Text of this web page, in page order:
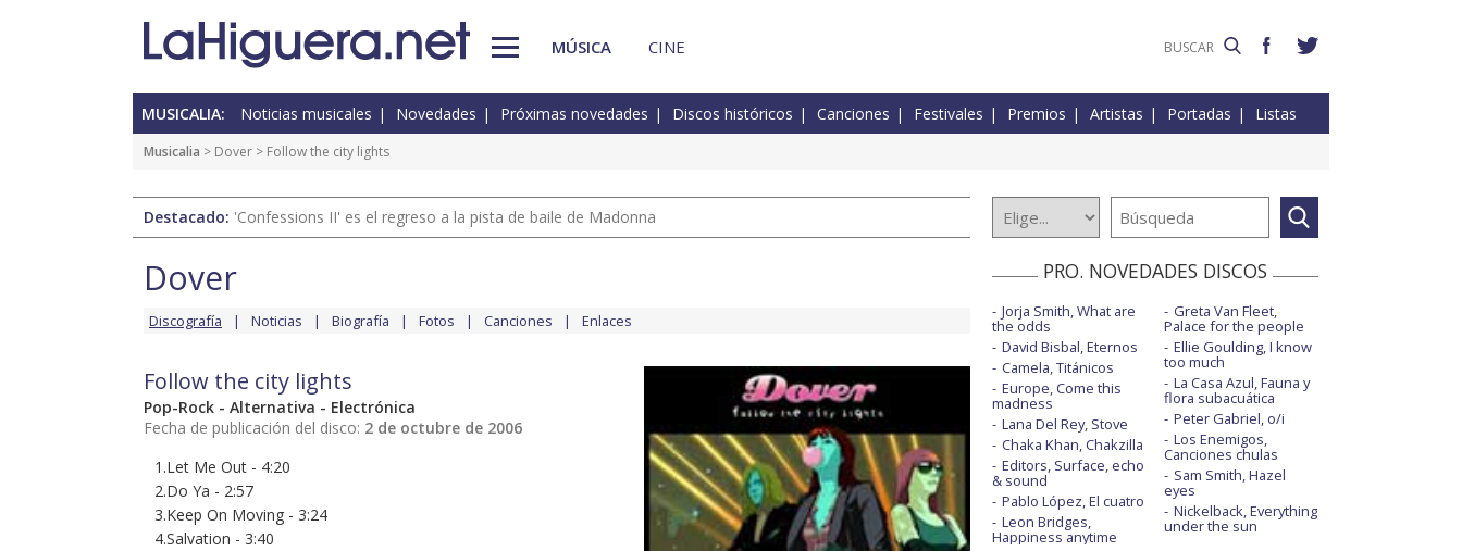
MÚSICA CINE
MUSICALIA: Noticias musicales Novedades Próximas novedades Discos históricos Canciones Festivales Premios Artistas Portadas Listas
Musicalia > Dover > Follow the city lights
Destacado: 'Confessions II' es el regreso a la pista de baile de Madonna
Dover
Discografía Noticias Biografía Fotos Canciones Enlaces
Follow the city lights
Pop-Rock - Alternativa - Electrónica
Fecha de publicación del disco: 2 de octubre de 2006
1.Let Me Out - 4:20
2.Do Ya - 2:57
3.Keep On Moving - 3:24
4.Salvation - 3:40
PRO. NOVEDADES DISCOS
Jorja Smith, What are
the odds
David Bisbal, Eternos
Camela, Titánicos
Europe, Come this
madness
Lana Del Rey, Stove
Chaka Khan, Chakzilla
Editors, Surface, echo
& sound
Pablo López, El cuatro
Leon Bridges,
Happiness anytime
Greta Van Fleet,
Palace for the people
Ellie Goulding, I know
too much
La Casa Azul, Fauna y
flora subacuática
Peter Gabriel, o/i
Los Enemigos,
Canciones chulas
Sam Smith, Hazel
eyes
Nickelback, Everything
under the sun